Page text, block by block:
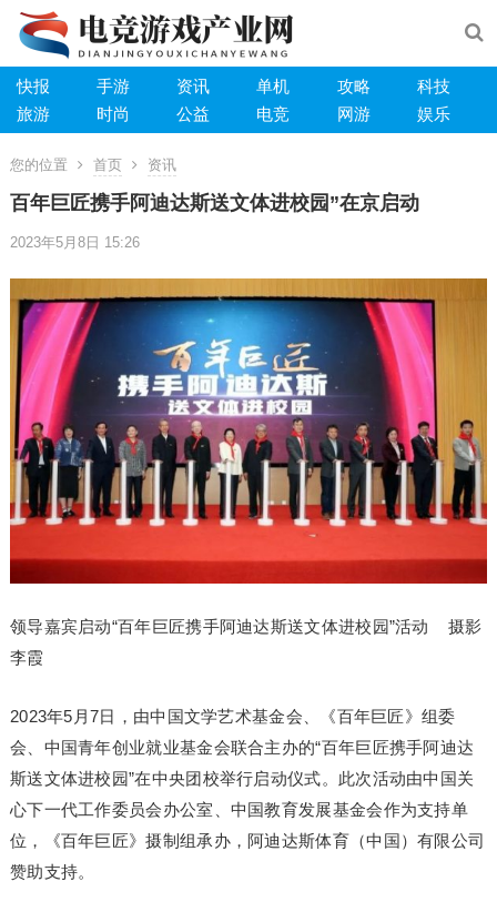
快报 手游 资讯 单机 攻略
科技
旅游
时尚 公益 电竞 网游 娱乐
您的位置 首页 资讯
百年巨匠携手阿迪达斯送文体进校园”在京启动
2023年5月8日 15:26
领导嘉宾启动“百年巨匠携手阿迪达斯送文体进校园”活动 摄影
李霞
2023年5月7日，由中国文学艺术基金会、《百年巨匠》组委
会、中国青年创业就业基金会联合主办的“百年巨匠携手阿迪达
斯送文体进校园”在中央团校举行启动仪式。此次活动由中国关
心下一代工作委员会办公室、中国教育发展基金会作为支持单
位，《百年巨匠》摄制组承办，阿迪达斯体育（中国）有限公司
赞助支持。